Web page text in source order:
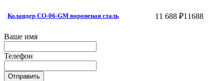
Коландер CO-06-GM вороненая сталь 11 688 ₽11688
Ваше имя
Телефон
Отправить